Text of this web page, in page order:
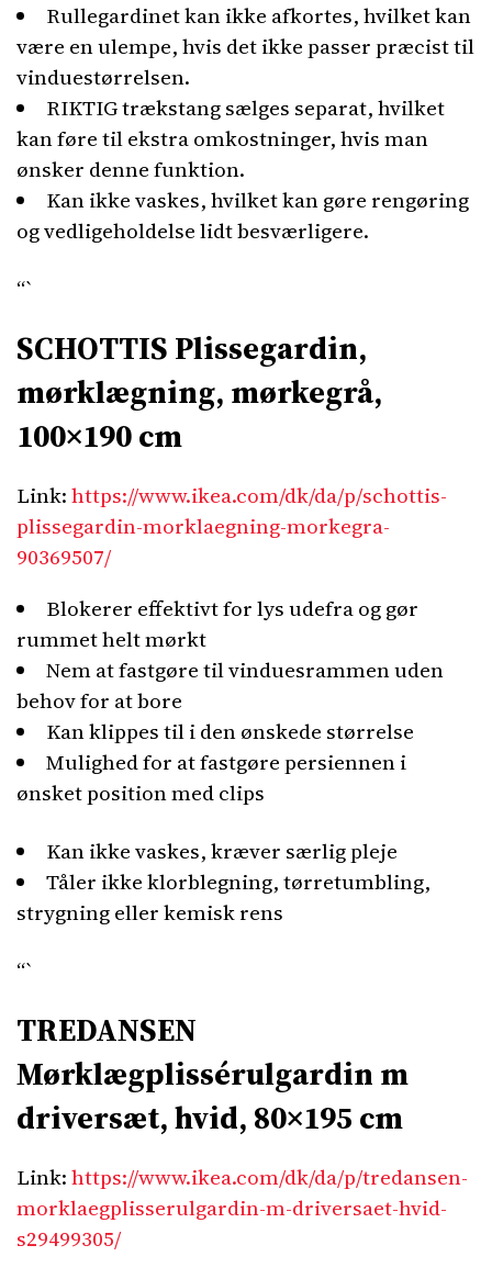
Rullegardinet kan ikke afkortes, hvilket kan
være en ulempe, hvis det ikke passer præcist til
vinduestørrelsen.
RIKTIG trækstang sælges separat, hvilket
kan føre til ekstra omkostninger, hvis man
ønsker denne funktion.
Kan ikke vaskes, hvilket kan gøre rengøring
og vedligeholdelse lidt besværligere.
“`
SCHOTTIS Plissegardin,
mørklægning, mørkegrå,
100×190 cm
Link:https://www.ikea.com/dk/da/p/schottis-
plissegardin-morklaegning-morkegra-
90369507/
Blokerer effektivt for lys udefra og gør
rummet helt mørkt
Nem at fastgøre til vinduesrammen uden
behov for at bore
Kan klippes til i den ønskede størrelse
Mulighed for at fastgøre persiennen i
ønsket position med clips
Kan ikke vaskes, kræver særlig pleje
Tåler ikke klorblegning, tørretumbling,
strygning eller kemisk rens
“`
TREDANSEN
Mørklægplissérulgardin m
driversæt, hvid, 80×195 cm
Link:https://www.ikea.com/dk/da/p/tredansen-
morklaegplisserulgardin-m-driversaet-hvid-
s29499305/